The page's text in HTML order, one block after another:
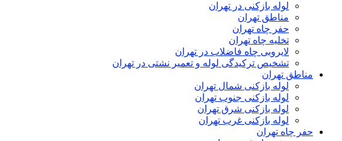
لوله بازکنی در تهران
مناطق تهران
حفر چاه تهران
تخلیه چاه تهران
لایروبی چاه فاضلاب در تهران
تشخیص ترکیدگی لوله و تعمیر نشتی در تهران
مناطق تهران
لوله بازکنی شمال تهران
لوله بازکنی جنوب تهران
لوله بازکنی شرق تهران
لوله بازکنی غرب تهران
حفر چاه تهران